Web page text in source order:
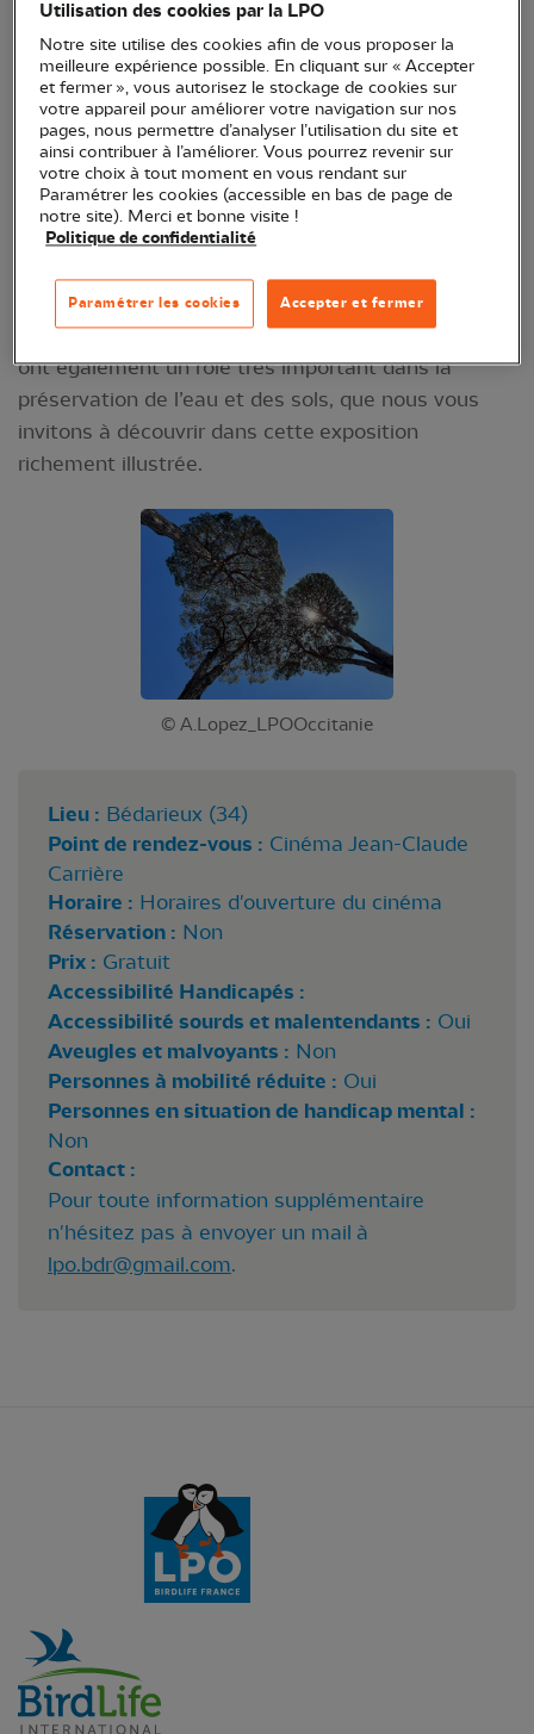
groupe local Haute Vallée de l'Orb vous invite à
l'exposition l'Arbre et la Haie, réservoirs de la
biodiversité.
Par leurs feuilles, leurs racines, leurs troncs, qu’ils
soient vivants ou morts, les arbres et les haies sont
de formidables réservoirs de biodiversité.
Champignons, bactéries, oiseaux, petits
les ressources alimentaires et conditions
indispensables à leur survie. Les arbres et les haies
ont également un rôle très important dans la
préservation de l’eau et des sols, que nous vous
invitons à découvrir dans cette exposition
richement illustrée.
© A.Lopez_LPOOccitanie
Lieu : Bédarieux (34)
Point de rendez-vous : Cinéma Jean-Claude
Carrière
Horaire : Horaires d'ouverture du cinéma
Réservation : Non
Prix : Gratuit
Accessibilité Handicapés :
Accessibilité sourds et malentendants : Oui
Aveugles et malvoyants : Non
Personnes à mobilité réduite : Oui
Personnes en situation de handicap mental :
Non
Contact :
Pour toute information supplémentaire
n'hésitez pas à envoyer un mail à
lpo.bdr@gmail.com.
Utilisation des cookies par la LPO
Notre site utilise des cookies afin de vous proposer la
meilleure expérience possible. En cliquant sur « Accepter
et fermer », vous autorisez le stockage de cookies sur
votre appareil pour améliorer votre navigation sur nos
pages, nous permettre d’analyser l’utilisation du site et
ainsi contribuer à l’améliorer. Vous pourrez revenir sur
votre choix à tout moment en vous rendant sur
Paramétrer les cookies (accessible en bas de page de
notre site). Merci et bonne visite !
Politique de confidentialité
Accepter et fermer
Paramétrer les cookies